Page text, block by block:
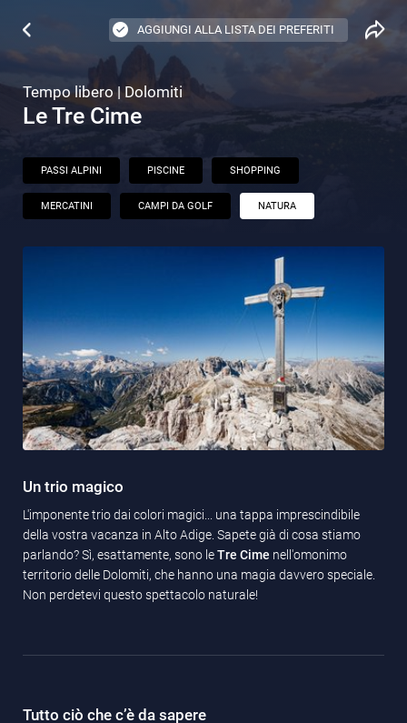
AGGIUNGI ALLA LISTA DEI PREFERITI
Tempo libero | Dolomiti
Le Tre Cime
PASSI ALPINI PISCINE SHOPPING
MERCATINI CAMPI DA GOLF NATURA
Un trio magico
L'imponente trio dai colori magici... una tappa imprescindibile
della vostra vacanza in Alto Adige. Sapete già di cosa stiamo
parlando? Sì, esattamente, sono leTre Cime nell'omonimo
territorio delle Dolomiti, che hanno una magia davvero speciale.
Non perdetevi questo spettacolo naturale!
Tutto ciò che c’è da sapere